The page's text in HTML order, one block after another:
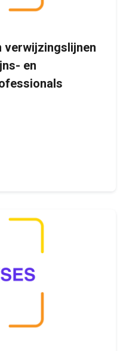
verwijzingslijnen
en